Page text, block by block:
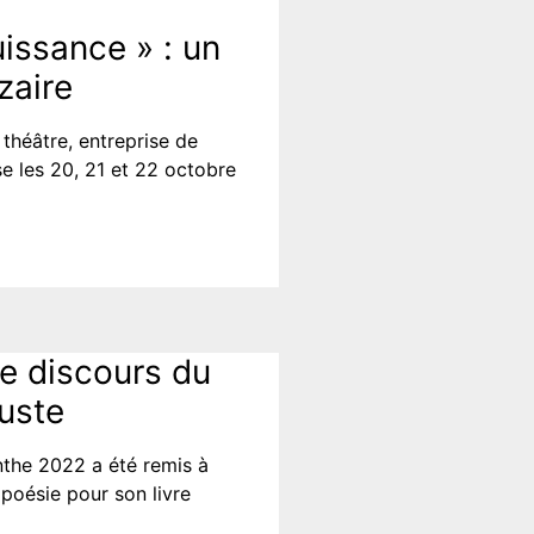
» : un
entreprise de
les 20, 21 et 22 octobre
discours du
2022 a été remis à
pour son livre